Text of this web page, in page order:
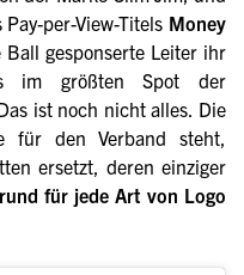
per-View-Titels Money
gesponserte Leiter ihr
im größten Spot der
ist noch nicht alles. Die
für den Verband steht,
ersetzt, deren einziger
für jede Art von Logo